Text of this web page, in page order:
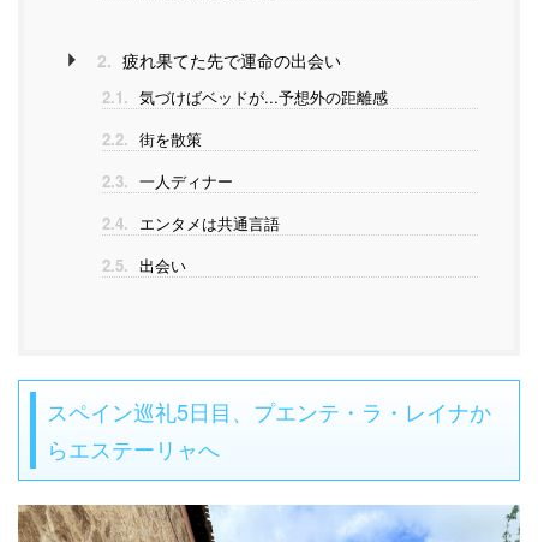
2. 疲れ果てた先で運命の出会い
2.1. 気づけばベッドが...予想外の距離感
2.2. 街を散策
2.3. 一人ディナー
2.4. エンタメは共通言語
2.5. 出会い
スペイン巡礼5日目、プエンテ・ラ・レイナか
らエステーリャへ